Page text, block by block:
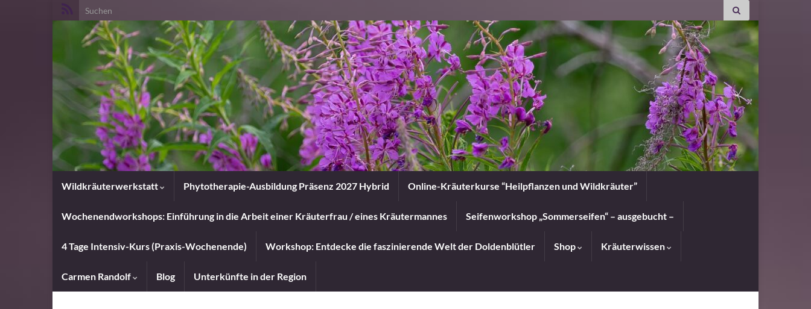
Search for:
Wildkräuterwerkstatt Phytotherapie-Ausbildung Präsenz 2027 Hybrid Online-Kräuterkurse “Heilpflanzen und Wildkräuter”
Wochenendworkshops: Einführung in die Arbeit einer Kräuterfrau / eines Kräutermannes Seifenworkshop „Sommerseifen“ – ausgebucht –
4 Tage Intensiv-Kurs (Praxis-Wochenende) Workshop: Entdecke die faszinierende Welt der Doldenblütler Shop Kräuterwissen
Carmen Randolf Blog Unterkünfte in der Region